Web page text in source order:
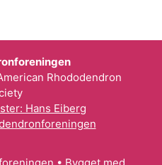
Rhododendron
Hans Eiberg